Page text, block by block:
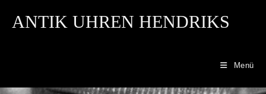
ANTIK UHREN HENDRIKS
Menü